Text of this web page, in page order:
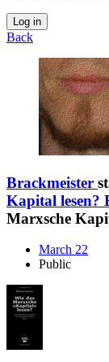
Log in
Back
Brackmeister
Kapital lesen?
Marxsche
March 22
Public